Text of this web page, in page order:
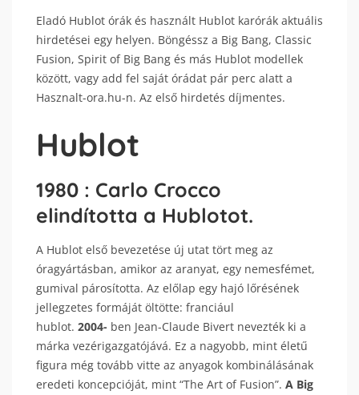
Eladó Hublot órák és használt Hublot karórák aktuális
hirdetései egy helyen. Böngéssz a Big Bang, Classic
Fusion, Spirit of Big Bang és más Hublot modellek
között, vagy add fel saját órádat pár perc alatt a
Hasznalt-ora.hu-n. Az első hirdetés díjmentes.
Hublot
1980 : Carlo Crocco
elindította a Hublotot.
A Hublot első bevezetése új utat tört meg az
óragyártásban, amikor az aranyat, egy nemesfémet,
gumival párosította. Az előlap egy hajó lőrésének
jellegzetes formáját öltötte: franciául
hublot. 2004- ben Jean-Claude Bivert nevezték ki a
márka vezérigazgatójává. Ez a nagyobb, mint életű
figura még tovább vitte az anyagok kombinálásának
eredeti koncepcióját, mint “The Art of Fusion”. A Big